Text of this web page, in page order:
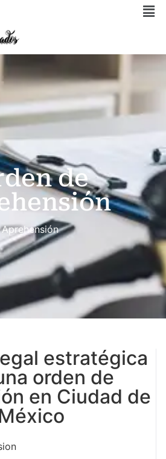
de
estratégica
orden de
en Ciudad de